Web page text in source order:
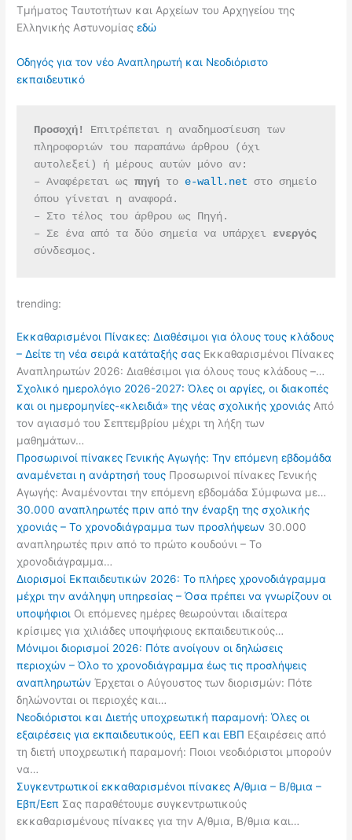
Τμήματος Ταυτοτήτων και Αρχείων του Αρχηγείου της
Ελληνικής Αστυνομίαςεδώ
Οδηγός για τον νέο Αναπληρωτή και Νεοδιόριστο
εκπαιδευτικό
Προσοχή!
Επιτρέπεται η αναδημοσίευση των
πληροφοριών του παραπάνω άρθρου (όχι
αυτολεξεί) ή μέρους αυτών μόνο αν:
– Αναφέρεται ως πηγή το e-wall.net στο σημείο
όπου γίνεται η αναφορά.
– Στο τέλος του άρθρου ως Πηγή.
– Σε ένα από τα δύο σημεία να υπάρχει
ενεργός
σύνδεσμος.
trending:
Εκκαθαρισμένοι Πίνακες: Διαθέσιμοι για όλους τους κλάδους
– Δείτε τη νέα σειρά κατάταξής σας Εκκαθαρισμένοι Πίνακες
Αναπληρωτών 2026: Διαθέσιμοι για όλους τους κλάδους –…
Σχολικό ημερολόγιο 2026-2027: Όλες οι αργίες, οι διακοπές
και οι ημερομηνίες-«κλειδιά» της νέας σχολικής χρονιάς Από
τον αγιασμό του Σεπτεμβρίου μέχρι τη λήξη των
μαθημάτων…
Προσωρινοί πίνακες Γενικής Αγωγής: Την επόμενη εβδομάδα
αναμένεται η ανάρτησή τους Προσωρινοί πίνακες Γενικής
Αγωγής: Αναμένονται την επόμενη εβδομάδα Σύμφωνα με…
30.000 αναπληρωτές πριν από την έναρξη της σχολικής
χρονιάς – Το χρονοδιάγραμμα των προσλήψεων 30.000
αναπληρωτές πριν από το πρώτο κουδούνι – Το
χρονοδιάγραμμα…
Διορισμοί Εκπαιδευτικών 2026: Το πλήρες χρονοδιάγραμμα
μέχρι την ανάληψη υπηρεσίας – Όσα πρέπει να γνωρίζουν οι
υποψήφιοι Οι επόμενες ημέρες θεωρούνται ιδιαίτερα
κρίσιμες για χιλιάδες υποψήφιους εκπαιδευτικούς…
Μόνιμοι διορισμοί 2026: Πότε ανοίγουν οι δηλώσεις
περιοχών – Όλο το χρονοδιάγραμμα έως τις προσλήψεις
αναπληρωτών Έρχεται ο Αύγουστος των διορισμών: Πότε
δηλώνονται οι περιοχές και…
Νεοδιόριστοι και Διετής υποχρεωτική παραμονή: Όλες οι
εξαιρέσεις για εκπαιδευτικούς, ΕΕΠ και ΕΒΠ Εξαιρέσεις από
τη διετή υποχρεωτική παραμονή: Ποιοι νεοδιόριστοι μπορούν
να…
Συγκεντρωτικοί εκκαθαρισμένοι πίνακες Α/θμια – Β/θμια –
Εβπ/Εεπ Σας παραθέτουμε συγκεντρωτικούς
εκκαθαρισμένους πίνακες για την Α/θμια, Β/θμια και…